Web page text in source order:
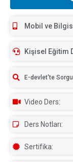
Mobil ve
Kişisel Eğitim
E-devlet'te
Video Ders:
Ders Notları:
Sertifika: